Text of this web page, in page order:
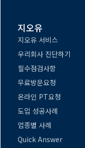
지오유
지오유 서비스
우리회사 진단하기
필수점검사항
무료방문요청
온라인 PT요청
도입 성공사례
업종별 사례
Quick Answer